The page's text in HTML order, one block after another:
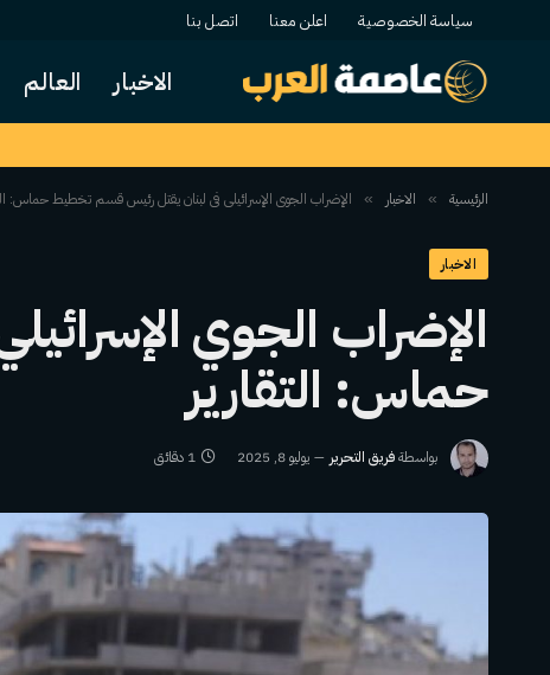
سياسة الخصوصية اعلن معنا اتصل بنا
الاخبار العالم
الرئيسية » الاخبار » الإضراب الجوي الإسرائيلي في لبنان يقتل رئيس قسم تخطيط حماس:
الاخبار
الإضراب الجوي
حماس: التقارير
بواسطةفريق التحرير يوليو 8, 2025 1 دقائق